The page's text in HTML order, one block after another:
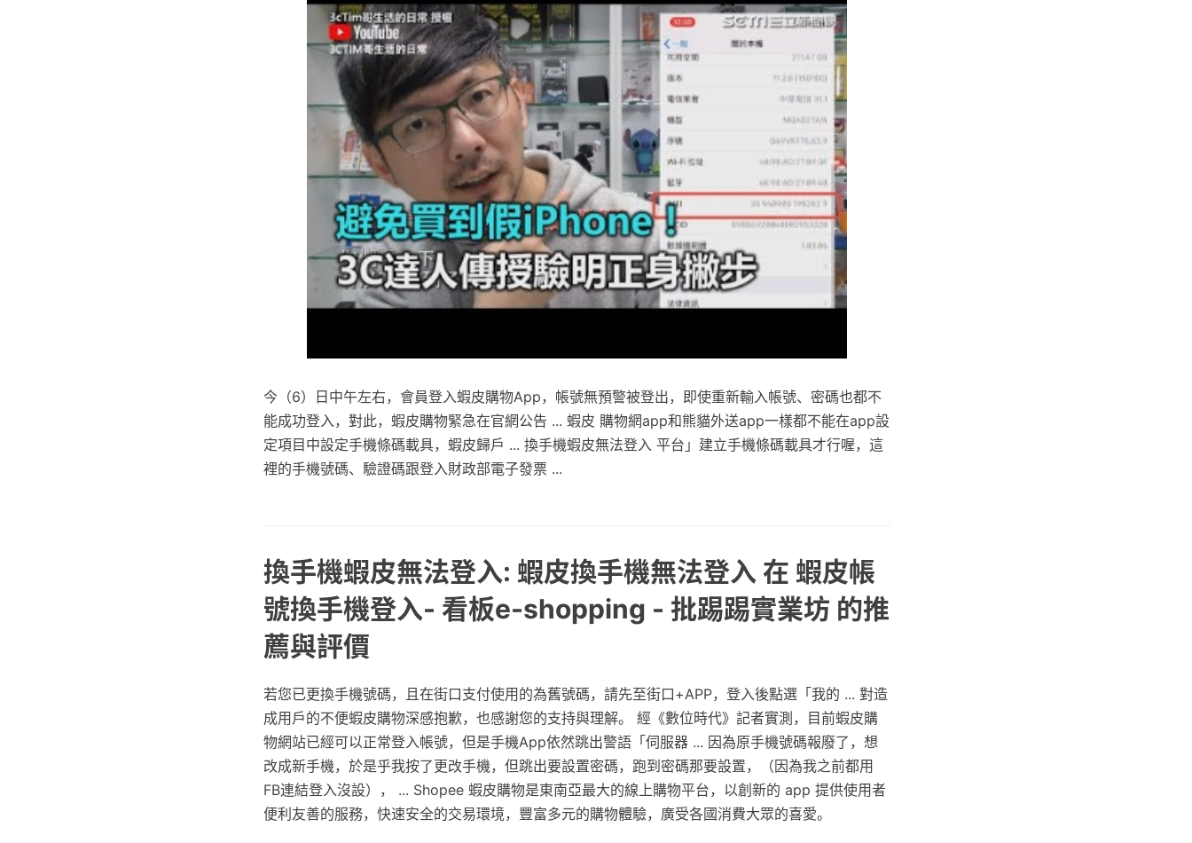
今（6）日中午左右，會員登入蝦皮購物App，帳號無預警被登出，即使重新輸入帳號、密碼也都不
能成功登入，對此，蝦皮購物緊急在官網公告 ... 蝦皮 購物網app和熊貓外送app一樣都不能在app設
定項目中設定手機條碼載具，蝦皮歸戶 ... 換手機蝦皮無法登入 平台」建立手機條碼載具才行喔，這
裡的手機號碼、驗證碼跟登入財政部電子發票 ...
換手機蝦皮無法登入: 蝦皮換手機無法登入 在 蝦皮帳
號換手機登入- 看板e-shopping - 批踢踢實業坊 的推
薦與評價
若您已更換手機號碼，且在街口支付使用的為舊號碼，請先至街口+APP，登入後點選「我的 ... 對造
成用戶的不便蝦皮購物深感抱歉，也感謝您的支持與理解。 經《數位時代》記者實測，目前蝦皮購
物網站已經可以正常登入帳號，但是手機App依然跳出警語「伺服器 ... 因為原手機號碼報廢了，想
改成新手機，於是乎我按了更改手機，但跳出要設置密碼，跑到密碼那要設置，（因為我之前都用
FB連結登入沒設）， ... Shopee 蝦皮購物是東南亞最大的線上購物平台，以創新的 app 提供使用者
便利友善的服務，快速安全的交易環境，豐富多元的購物體驗，廣受各國消費大眾的喜愛。